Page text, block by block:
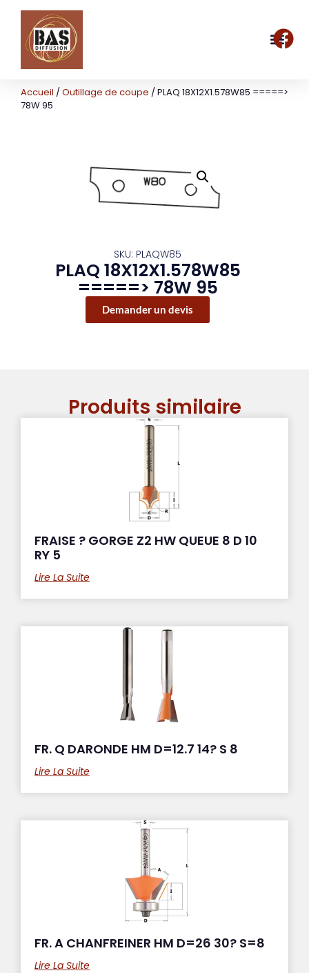
Accueil /Outillage de coupe / PLAQ 18X12X1.578W85 =====>
78W 95
SKU: PLAQW85
PLAQ 18X12X1.578W85
=====> 78W 95
Demander un devis
Produits similaire
FRAISE ? GORGE Z2 HW QUEUE 8 D 10
RY 5
Lire La Suite
FR. Q DARONDE HM D=12.7 14? S 8
Lire La Suite
FR. A CHANFREINER HM D=26 30? S=8
Lire La Suite